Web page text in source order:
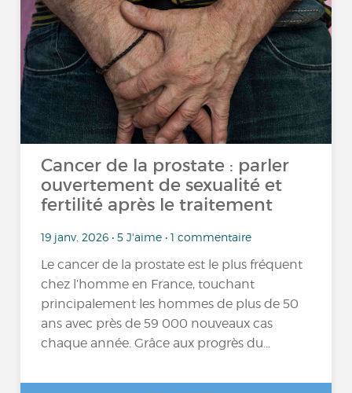
Cancer de la prostate : parler
ouvertement de sexualité et
fertilité après le traitement
19 janv. 2026 • 5 J'aime • 1 commentaire
Le cancer de la prostate est le plus fréquent
chez l’homme en France, touchant
principalement les hommes de plus de 50
ans avec près de 59 000 nouveaux cas
chaque année. Grâce aux progrès du...